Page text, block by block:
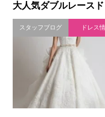
大人気ダブルレース
スタッフブログ ドレス